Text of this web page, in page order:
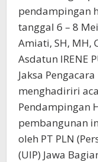
pendampingan
tanggal 6 – 8
Amiati, SH, MH,
Asdatun IRENE
Jaksa
menghadiriri
Pendampingan
pembangunan
oleh PT PLN
(UIP) Jawa